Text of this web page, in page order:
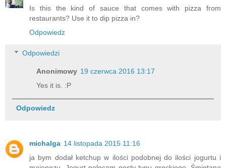
Is this the kind of sauce that comes with pizza from
restaurants? Use it to dip pizza in?
Odpowiedz
Odpowiedzi
Anonimowy 19 czerwca 2016 13:17
Yes it is. :P
Odpowiedz
michalga 14 listopada 2015 11:16
ja bym dodał ketchup w ilości podobnej do ilości jogurtu i